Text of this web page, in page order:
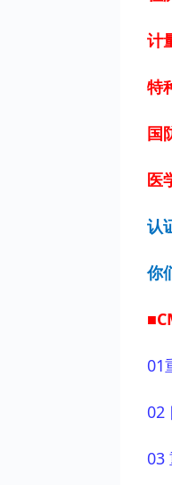
计
特
国
医
认
你
01
02
03